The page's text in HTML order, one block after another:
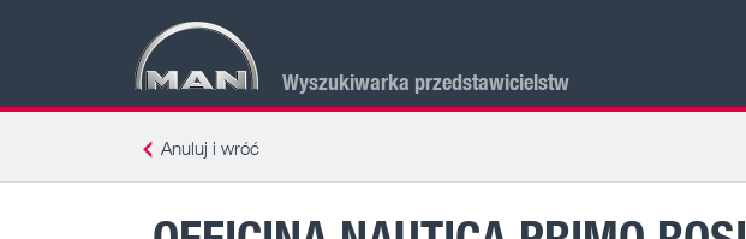
Wyszukiwarka przedstawicielstw
Anuluj i wróć